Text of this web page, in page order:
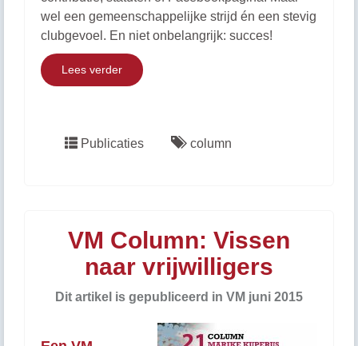
wel een gemeenschappelijke strijd én een stevig
clubgevoel. En niet onbelangrijk: succes!
Lees verder
Publicaties column
VM Column: Vissen
naar vrijwilligers
Dit artikel is gepubliceerd in VM juni 2015